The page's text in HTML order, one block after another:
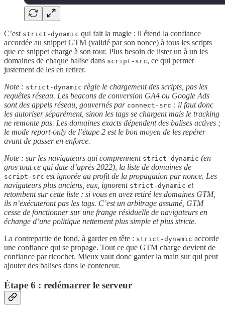
C’est strict-dynamic qui fait la magie : il étend la confiance
accordée au snippet GTM (validé par son nonce) à tous les scripts
que ce snippet charge à son tour. Plus besoin de lister un à un les
domaines de chaque balise dans script-src, ce qui permet
justement de les en retirer.
Note : strict-dynamic règle le chargement des scripts, pas les
requêtes réseau. Les beacons de conversion GA4 ou Google Ads
sont des appels réseau, gouvernés par connect-src : il faut donc
les autoriser séparément, sinon les tags se chargent mais le tracking
ne remonte pas. Les domaines exacts dépendent des balises actives ;
le mode report-only de l’étape 2 est le bon moyen de les repérer
avant de passer en enforce.
Note : sur les navigateurs qui comprennent strict-dynamic (en
gros tout ce qui date d’après 2022), la liste de domaines de
script-src est ignorée au profit de la propagation par nonce. Les
navigateurs plus anciens, eux, ignorent strict-dynamic et
retombent sur cette liste : si vous en avez retiré les domaines GTM,
ils n’exécuteront pas les tags. C’est un arbitrage assumé, GTM
cesse de fonctionner sur une frange résiduelle de navigateurs en
échange d’une politique nettement plus simple et plus stricte.
La contrepartie de fond, à garder en tête : strict-dynamic accorde
une confiance qui se propage. Tout ce que GTM charge devient de
confiance par ricochet. Mieux vaut donc garder la main sur qui peut
ajouter des balises dans le conteneur.
Étape 6 : redémarrer le serveur